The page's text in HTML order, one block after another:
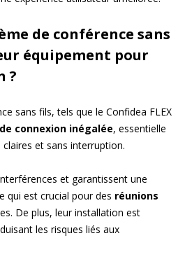
de conférence sans
équipement pour
?
sans fils, tels que le Confidea FLEX
connexion inégalée, essentielle
et sans interruption.
et garantissent une
qui est crucial pour des réunions
De plus, leur installation est
les risques liés aux